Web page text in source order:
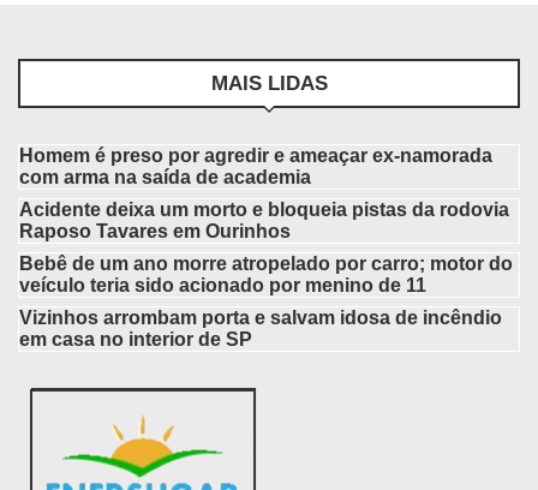
MAIS LIDAS
Homem é preso por agredir e ameaçar ex-namorada
com arma na saída de academia
Acidente deixa um morto e bloqueia pistas da rodovia
Raposo Tavares em Ourinhos
Bebê de um ano morre atropelado por carro; motor do
veículo teria sido acionado por menino de 11
Vizinhos arrombam porta e salvam idosa de incêndio
em casa no interior de SP